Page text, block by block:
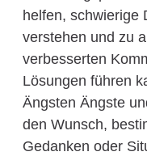
helfen, schwierige
verstehen und zu
verbesserten
Lösungen führen
Ängsten Ängste
den Wunsch,
Gedanken oder